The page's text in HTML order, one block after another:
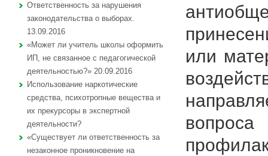
Ответственность за нарушения
законодательства о выборах.
13.09.2016
«Может ли учитель школы оформить
ИП, не связанное с педагогической
деятельностью?» 20.09.2016
Использование наркотические
средства, психотропные вещества и
их прекурсоры в экспертной
деятельности?
«Существует ли ответственность за
незаконное проникновение на
или